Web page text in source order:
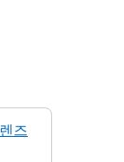
즈